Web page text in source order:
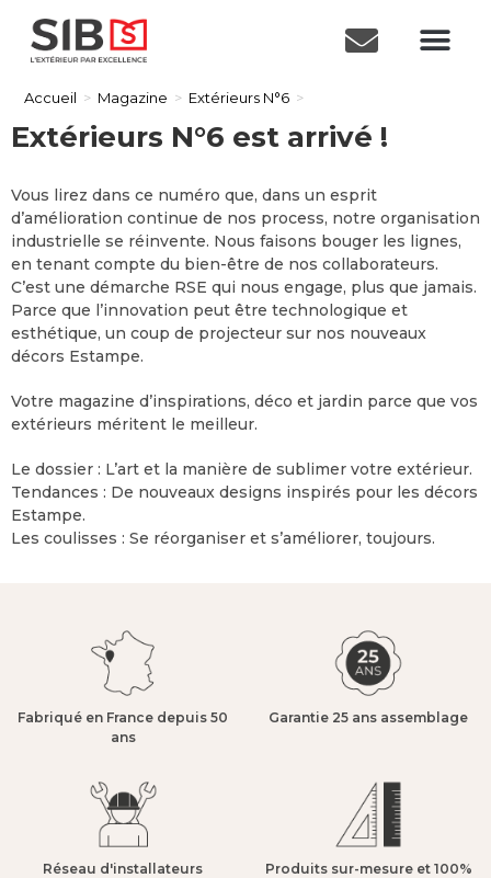
Accueil > Magazine > Extérieurs N°6 >
Extérieurs N°6 est arrivé !
Vous lirez dans ce numéro que, dans un esprit
d’amélioration continue de nos process, notre organisation
industrielle se réinvente. Nous faisons bouger les lignes,
en tenant compte du bien-être de nos collaborateurs.
C’est une démarche RSE qui nous engage, plus que jamais.
Parce que l’innovation peut être technologique et
esthétique, un coup de projecteur sur nos nouveaux
décors Estampe.
Votre magazine d’inspirations, déco et jardin parce que vos
extérieurs méritent le meilleur.
Le dossier : L’art et la manière de sublimer votre extérieur.
Tendances : De nouveaux designs inspirés pour les décors
Estampe.
Les coulisses : Se réorganiser et s’améliorer, toujours.
Fabriqué en France depuis 50
ans​
Garantie 25 ans assemblage​
Réseau d'installateurs
Produits sur-mesure et 100%